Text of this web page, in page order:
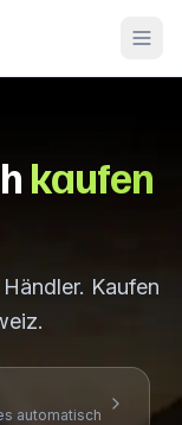
kaufen
Kaufen
automatisch